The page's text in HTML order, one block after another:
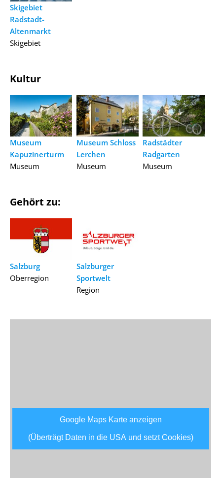
Skigebiet
Radstadt-
Altenmarkt
Skigebiet
Kultur
Museum
Kapuzinerturm
Museum
Museum Schloss
Lerchen
Museum
Radstädter
Radgarten
Museum
Gehört zu:
Salzburg
Oberregion
Salzburger
Sportwelt
Region
Google Maps Karte anzeigen
(Überträgt Daten in die USA und setzt Cookies)